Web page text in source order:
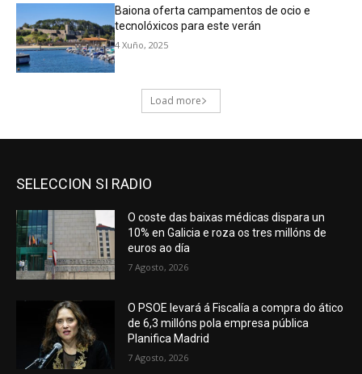
SELECCION SI RADIO
O coste das baixas médicas dispara un
10% en Galicia e roza os tres millóns de
euros ao día
7 Agosto, 2026
O PSOE levará á Fiscalía a compra do ático
de 6,3 millóns pola empresa pública
Planifica Madrid
7 Agosto, 2026